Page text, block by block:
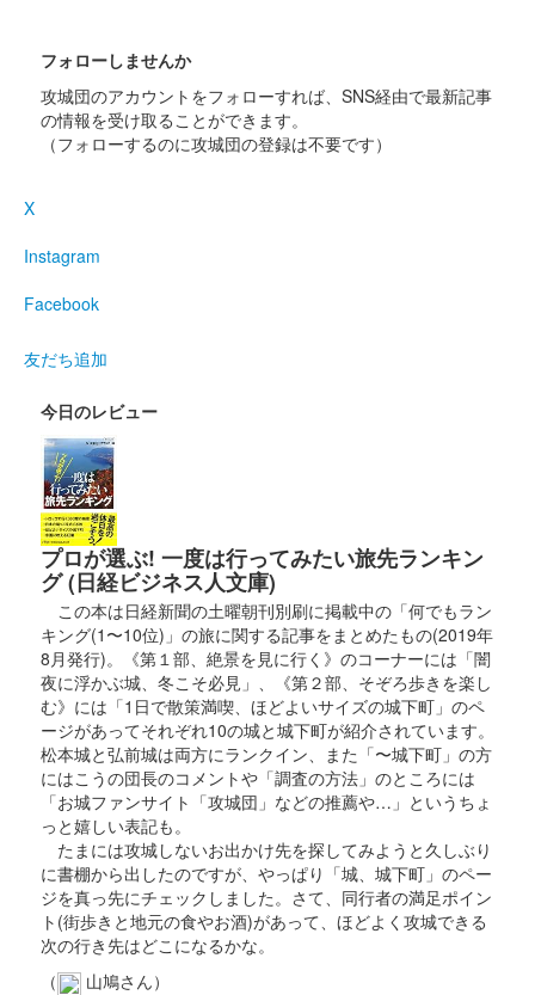
姫路城 御城印
限定箔押し版
販売終了
ブース出展していた城郭合体オシロボッツブースにて販売された
姫路城 御城印
販売終了
白鷺の画像がデザインされている。
姫路城 御城印
ョン「衣」
販売終了
大阪・関西万博の開幕にあわせて販売された大阪・関西万博の公
式キャラクター「ミャクミャク」と姫路市の公式キャラクター
「しろまるひめ」のコラボ御城印。御城印・フレーム・説明書き
（日本語、英語）のセットで、……
姫路城 御城印 大阪・関西万博と姫路城コラボレーシ
ョン「食」
販売終了
大阪・関西万博の開幕にあわせて販売された大阪・関西万博の公
式キャラクター「ミャクミャク」と姫路市の公式キャラクター
「しろまるひめ」のコラボ御城印。御城印・フレーム・説明書き
（日本語、英語）のセットで、……
フォローしませんか
攻城団のアカウントをフォローすれば、SNS経由で最新記事
の情報を受け取ることができます。
（フォローするのに攻城団の登録は不要です）
X
Instagram
Facebook
友だち追加
今日のレビュー
プロが選ぶ! 一度は行ってみたい旅先ランキン
グ (日経ビジネス人文庫)
この本は日経新聞の土曜朝刊別刷に掲載中の「何でもラン
キング(1〜10位)」の旅に関する記事をまとめたもの(2019年
8月発行)。《第１部、絶景を見に行く》のコーナーには「闇
夜に浮かぶ城、冬こそ必見」、《第２部、そぞろ歩きを楽し
む》には「1日で散策満喫、ほどよいサイズの城下町」のペ
ージがあってそれぞれ10の城と城下町が紹介されています。
松本城と弘前城は両方にランクイン、また「〜城下町」の方
にはこうの団長のコメントや「調査の方法」のところには
「お城ファンサイト「攻城団」などの推薦や…」というちょ
っと嬉しい表記も。
たまには攻城しないお出かけ先を探してみようと久しぶり
に書棚から出したのですが、やっぱり「城、城下町」のペー
ジを真っ先にチェックしました。さて、同行者の満足ポイン
ト(街歩きと地元の食やお酒)があって、ほどよく攻城できる
次の行き先はどこになるかな。
（
山鳩さん）